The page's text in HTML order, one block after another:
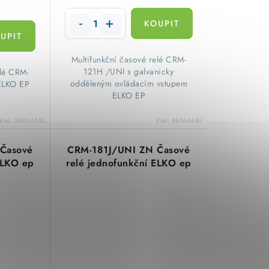
CRM-
EP
Kód: BB066683
​ Multifunkční časové relé CRM-
121H /UNI s galvanicky
odděleným ovládacím vstupem
ELKO EP
Kód: BB066680
ep
CRM-181J/UNI ZN Časové
relé jednofunkční ELKO ep